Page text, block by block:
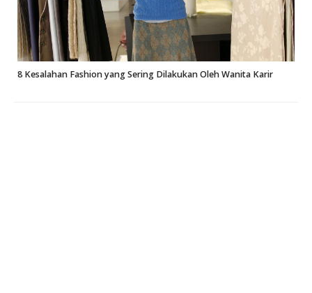
8 Kesalahan Fashion yang Sering Dilakukan Oleh Wanita Karir